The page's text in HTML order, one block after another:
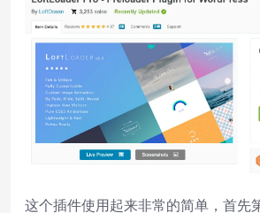
这个插件使用起来非常的简单，首先